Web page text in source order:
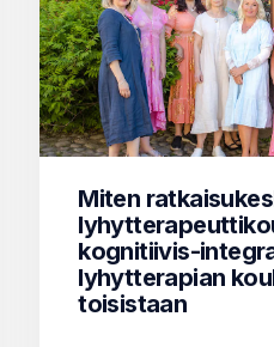
Miten
kognitiivis-
lyhytterapian
toisistaan